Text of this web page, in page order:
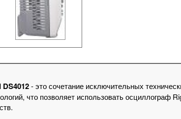
- это сочетание исключительных
что позволяет использовать осциллограф